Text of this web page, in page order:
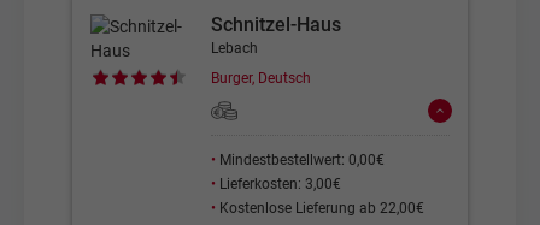
Schnitzel-Haus
Lebach
Burger, Deutsch
• Mindestbestellwert: 0,00€
• Lieferkosten: 3,00€
• Kostenlose Lieferung ab 22,00€